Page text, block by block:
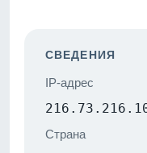
СВЕДЕНИЯ
IP-адрес
Страна